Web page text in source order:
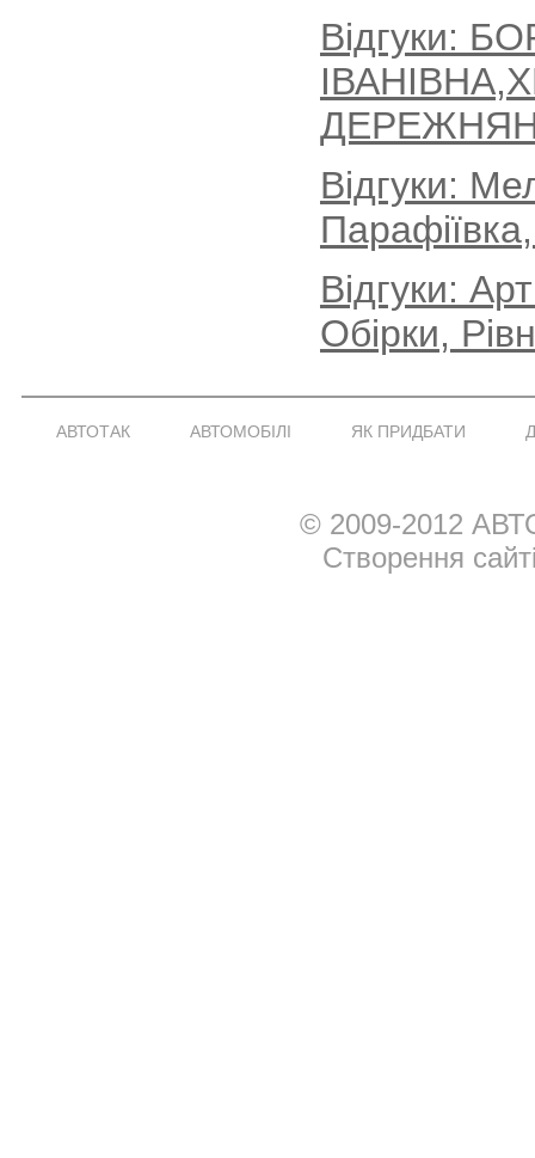
Відгуки:
Відгуки:
Відгуки:
Обірки,
АВТОТАК АВТОМОБІЛІ ЯК ПРИДБАТИ
© 2009-2012
Створення